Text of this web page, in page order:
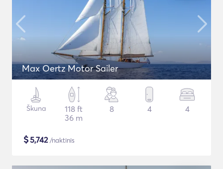
Max Oertz Motor Sailer
Škuna
118 ft
36 m
8 4 4
$5,742/naktinis